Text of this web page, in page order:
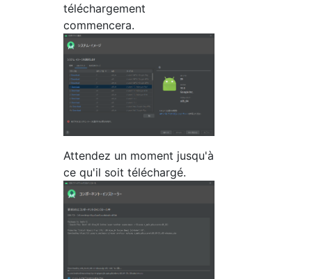
téléchargement
commencera.
Attendez un moment jusqu'à
ce qu'il soit téléchargé.